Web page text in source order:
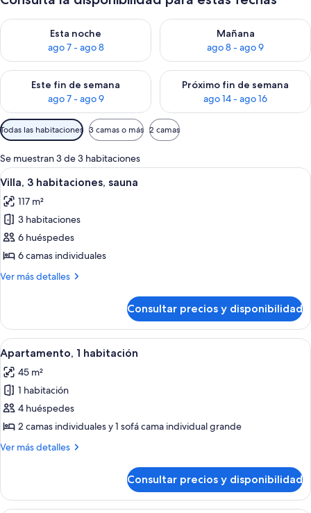
Esta noche
ago 7 - ago 8
Consulta la disponibilidad para esta noche, ago 7 - ago 8
Mañana
ago 8 - ago 9
Consulta la disponibilidad
Este fin de semana
ago 7 - ago 9
Consulta la disponibilidad para este fin de semana, ago 7 -
Próximo fin de semana
ago 14 - ago 16
Consulta la disponibilidad
Filtros
disponibles
para
las
habitaciones
Todas las habitaciones 3 camas o más 2 camas
Se muestran 3 de 3 habitaciones
Abrir
todas
las
fotos
de
Villa,
3
Villa, 3 habitaciones, sauna | Zona
13
Villa, 3 habitaciones, sauna
117 m²
3 habitaciones
6 huéspedes
6 camas individuales
Ver más detalles
Más
3
habitaciones,
sauna
Consultar precios y disponibilidad
Abrir
todas
las
fotos
de
Apartamento,
1
5
Apartamento, 1 habitación
45 m²
1 habitación
4 huéspedes
2 camas individuales y 1 sofá cama individual grande
Ver más detalles
Más
1
habitación
Consultar precios y disponibilidad